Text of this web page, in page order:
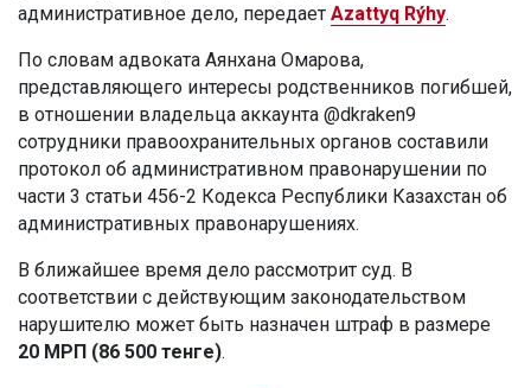
административное дело, передает Azattyq Rýhy.
По словам адвоката Аянхана Омарова,
представляющего интересы родственников погибшей,
в отношении владельца аккаунта @dkraken9
сотрудники правоохранительных органов составили
протокол об административном правонарушении по
части 3 статьи 456-2 Кодекса Республики Казахстан об
административных правонарушениях.
В ближайшее время дело рассмотрит суд. В
соответствии с действующим законодательством
нарушителю может быть назначен штраф в размере
20 МРП (86 500 тенге).